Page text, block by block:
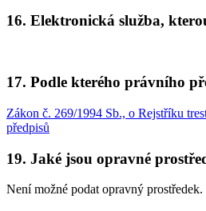
16. Elektronická služba,
17. Podle kterého právního
Zákon č. 269/1994 Sb., o Rejstříku
předpisů
19. Jaké jsou opravné
Není možné podat opravný prostředek.